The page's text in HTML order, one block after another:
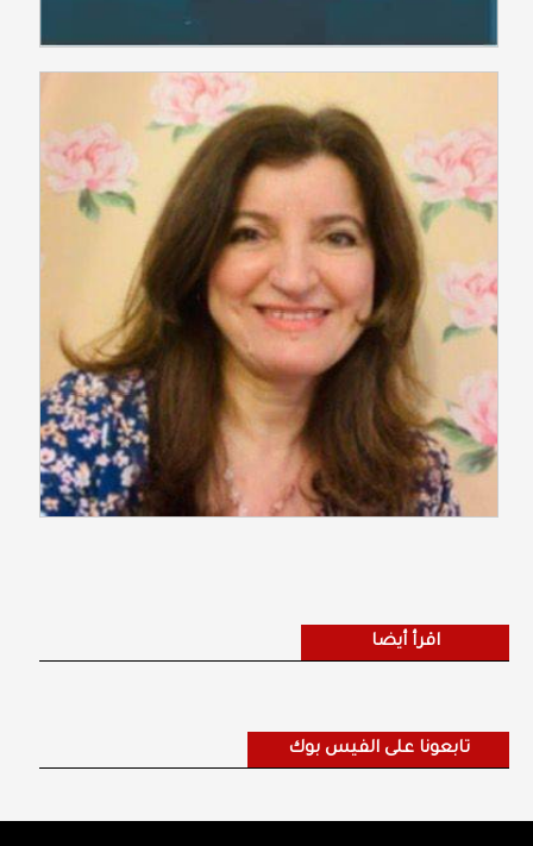
اقرأ أيضا
تابعونا على الفيس بوك